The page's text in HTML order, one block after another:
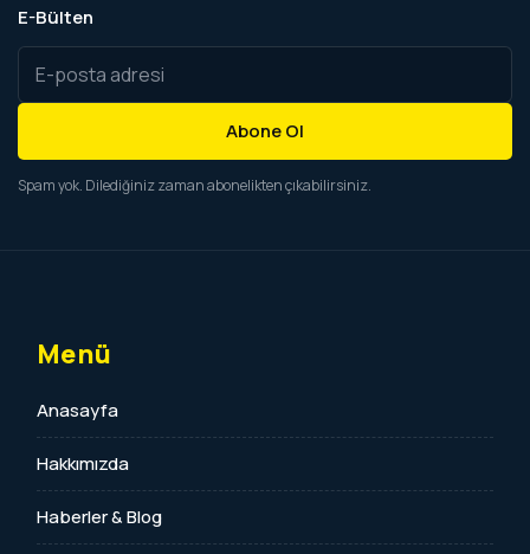
E-Bülten
Abone Ol
Spam yok. Dilediğiniz zaman abonelikten çıkabilirsiniz.
Menü
Anasayfa
Hakkımızda
Haberler & Blog